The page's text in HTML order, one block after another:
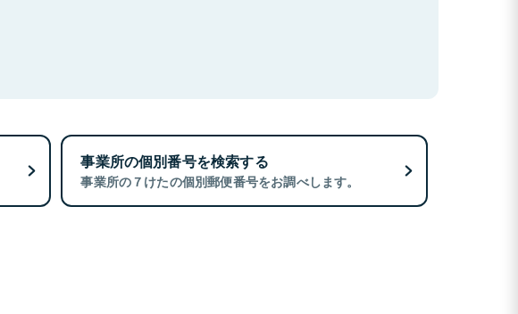
事業所の個別番号を検索する
事業所の７けたの個別郵便番号をお調べします。